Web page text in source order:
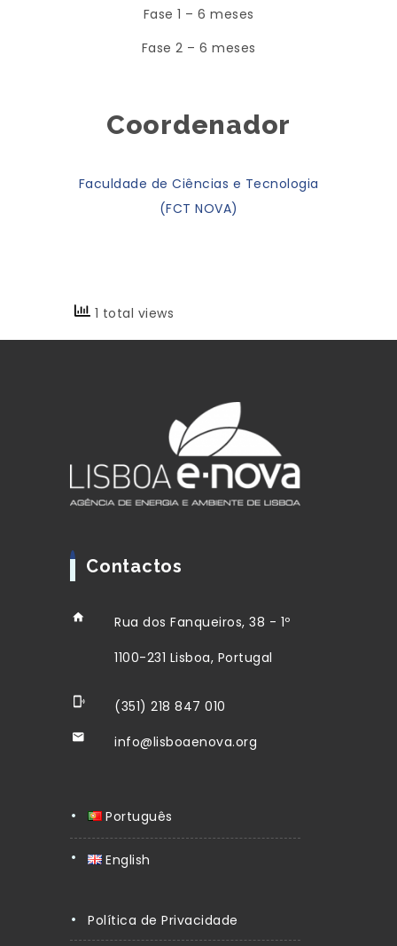
Fase 1 – 6 meses
Fase 2 – 6 meses
Coordenador
Faculdade de Ciências e Tecnologia
(FCT NOVA)
1 total views
Contactos
Rua dos Fanqueiros, 38 - 1º
1100-231 Lisboa, Portugal
(351) 218 847 010
info@lisboaenova.org
Português
English
Política de Privacidade